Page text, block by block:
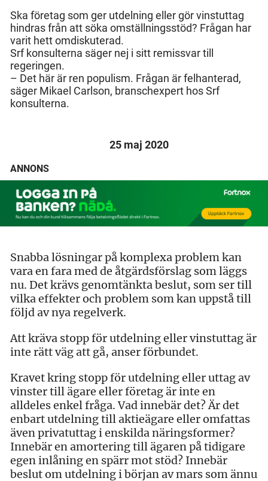
Ska företag som ger utdelning eller gör vinstuttag
hindras från att söka omställningsstöd? Frågan har
varit hett omdiskuterad.
Srf konsulterna säger nej i sitt remissvar till
regeringen.
– Det här är ren populism. Frågan är felhanterad,
säger Mikael Carlson, branschexpert hos Srf
konsulterna.
25 maj 2020
ANNONS
Snabba lösningar på komplexa problem kan
vara en fara med de åtgärdsförslag som läggs
nu. Det krävs genomtänkta beslut, som ser till
vilka effekter och problem som kan uppstå till
följd av nya regelverk.
Att kräva stopp för utdelning eller vinstuttag är
inte rätt väg att gå, anser förbundet.
Kravet kring stopp för utdelning eller uttag av
vinster till ägare eller företag är inte en
alldeles enkel fråga. Vad innebär det? Är det
enbart utdelning till aktieägare eller omfattas
även privatuttag i enskilda näringsformer?
Innebär en amortering till ägaren på tidigare
egen inlåning en spärr mot stöd? Innebär
beslut om utdelning i början av mars som ännu